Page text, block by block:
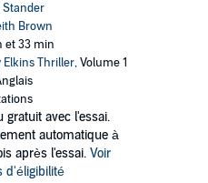
Stander
Brown
et 33 min
Elkins Thriller, Volume 1
gratuit avec l'essai.
automatique à
après l'essai. Voir
d'éligibilité